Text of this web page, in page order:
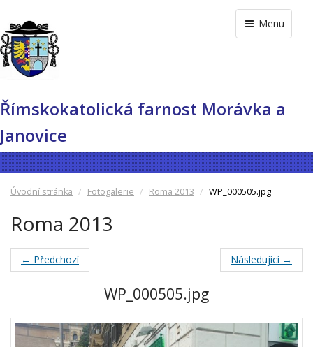
Menu
Římskokatolická farnost Morávka a
Janovice
Úvodní stránka Fotogalerie Roma 2013 WP_000505.jpg
Roma 2013
← Předchozí Následující →
WP_000505.jpg